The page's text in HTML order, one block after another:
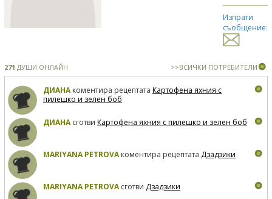
Изпрати
съобщение:
271 ДУШИ ОНЛАЙН >>ВСИЧКИ ПОТРЕБИТЕЛИ
ДИАНАкоментира рецептата Картофена яхния с
пилешко и зелен боб
ДИАНАсготви Картофена яхния с пилешко и зелен боб
MARIYANA PETROVAкоментира рецептата Дзадзики
MARIYANA PETROVAсготви Дзадзики